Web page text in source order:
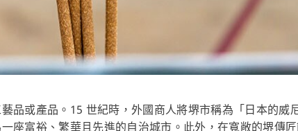
品或產品。15 世紀時，外國商人將堺市稱為「日本的威
座富裕、繁華且先進的自治城市。此外，在寬敞的堺傳匠